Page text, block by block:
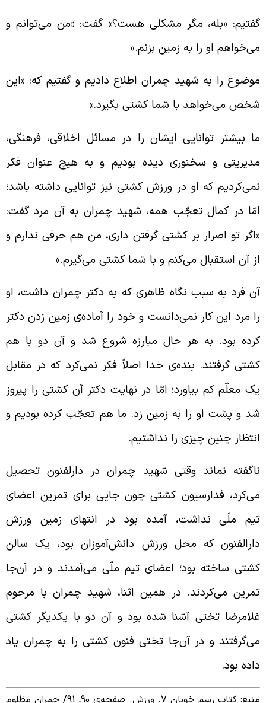
«بله، مگر مشکلی هست؟» گفت: «من می‌توانم و
او را به زمین بزنم.»
را به شهید چمران اطلاع دادیم و گفتیم که: «این
می‌خواهد با شما کشتی بگیرد.»
بیشتر توانایی ایشان را در مسائل اخلاقی، فرهنگی،
و سخنوری دیده بودیم و به هیچ عنوان فکر
که او در ورزش کشتی نیز توانایی داشته باشد؛
در کمال تعجّب همه، شهید چمران به آن مرد گفت:
تو اصرار بر کشتی گرفتن داری، من هم حرفی ندارم و
آن استقبال می‌کنم و با شما کشتی می‌گیرم.»
فرد به سبب نگاه ظاهری که به دکتر چمران داشت، او
مرد این کار نمی‌دانست و خود را آماده‌ی زمین زدن دکتر
بود. به هر حال مبارزه شروع شد و آن دو با هم
گرفتند. بنده‌ی خدا اصلاً فکر نمی‌کرد که در مقابل
معلّم کم بیاورد؛ امّا در نهایت دکتر آن کشتی را پیروز
و پشت او را به زمین زد. ما هم تعجّب کرده بودیم و
چنین چیزی را نداشتیم.
نماند وقتی شهید چمران در دارلفنون تحصیل
فدارسیون کشتی چون جایی برای تمرین اعضای
ملّی نداشت، آمده بود در انتهای زمین ورزش
که محل ورزش دانش‌آموزان بود، یک سالن
ساخته بود؛ اعضای تیم ملّی می‌آمدند و در آن‌جا
می‌کردند. در همین اثنا، شهید چمران با مرحوم
تختی آشنا شده بود و آن دو با یکدیگر کشتی
و در آن‌جا تختی فنون کشتی را به چمران یاد
بود.
کتاب رسم خوبان 7. ورزش. صفحه‌ی 90ـ 91/
چمران مظلوم